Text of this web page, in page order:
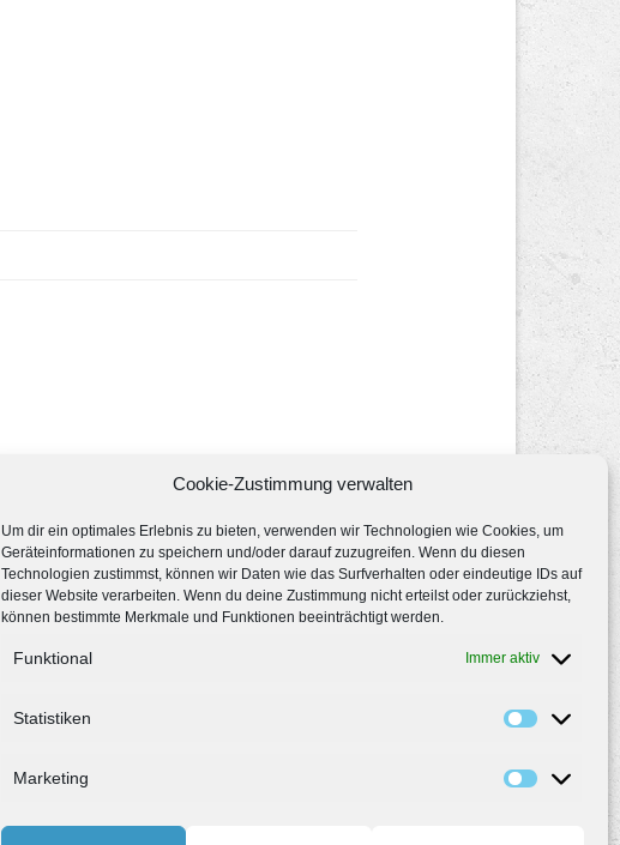
Cookie-Zustimmung verwalten
Um dir ein optimales Erlebnis zu bieten, verwenden wir Technologien wie Cookies, um
Geräteinformationen zu speichern und/oder darauf zuzugreifen. Wenn du diesen
Technologien zustimmst, können wir Daten wie das Surfverhalten oder eindeutige IDs auf
dieser Website verarbeiten. Wenn du deine Zustimmung nicht erteilst oder zurückziehst,
können bestimmte Merkmale und Funktionen beeinträchtigt werden.
Funktional Immer aktiv
Statistiken
Marketing